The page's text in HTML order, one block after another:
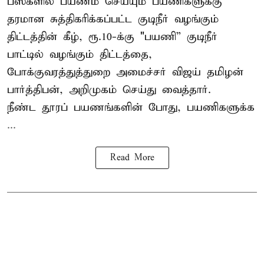
தரமான சுத்திகரிக்கப்பட்ட குடிநீர் வழங்கும்
திட்டத்தின் கீழ், ரூ.10-க்கு "பயணி” குடிநீர்
பாட்டில் வழங்கும் திட்டத்தை,
போக்குவரத்துத்துறை அமைச்சர் விஜய் தமிழன்
பார்த்திபன், அறிமுகம் செய்து வைத்தார்.
நீண்ட தூரப் பயணங்களின் போது, பயணிகளுக்க
...
Read More